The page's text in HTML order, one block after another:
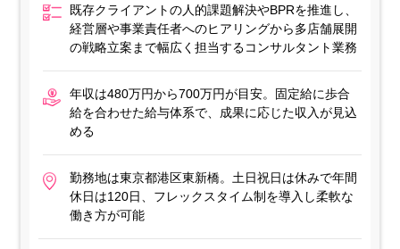
既存クライアントの人的課題解決やBPRを推進し、
経営層や事業責任者へのヒアリングから多店舗展開
の戦略立案まで幅広く担当するコンサルタント業務
年収は480万円から700万円が目安。固定給に歩合
給を合わせた給与体系で、成果に応じた収入が見込
める
勤務地は東京都港区東新橋。土日祝日は休みで年間
休日は120日、フレックスタイム制を導入し柔軟な
働き方が可能